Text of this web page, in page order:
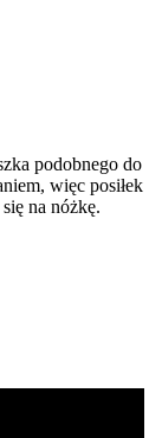
podobnego do
więc posiłek
się na nóżkę.